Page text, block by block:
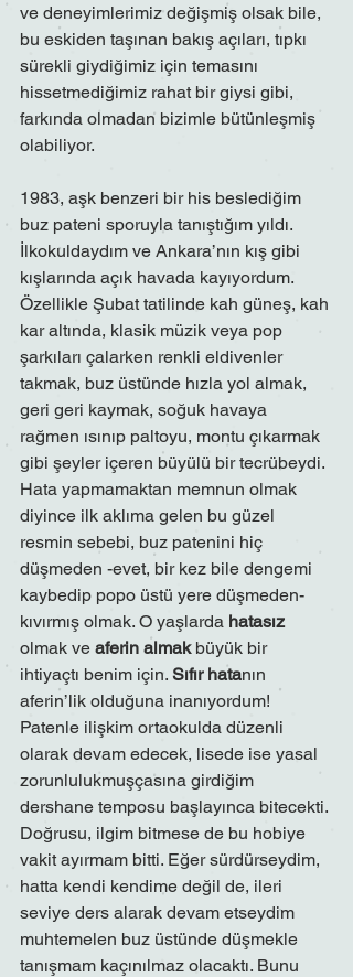
ve deneyimlerimiz değişmiş olsak bile,
bu eskiden taşınan bakış açıları, tıpkı
sürekli giydiğimiz için temasını
hissetmediğimiz rahat bir giysi gibi,
farkında olmadan bizimle bütünleşmiş
olabiliyor.
1983, aşk benzeri bir his beslediğim
buz pateni sporuyla tanıştığım yıldı.
İlkokuldaydım ve Ankara’nın kış gibi
kışlarında açık havada kayıyordum.
Özellikle Şubat tatilinde kah güneş, kah
kar altında, klasik müzik veya pop
şarkıları çalarken renkli eldivenler
takmak, buz üstünde hızla yol almak,
geri geri kaymak, soğuk havaya
rağmen ısınıp paltoyu, montu çıkarmak
gibi şeyler içeren büyülü bir tecrübeydi.
Hata yapmamaktan memnun olmak
diyince ilk aklıma gelen bu güzel
resmin sebebi, buz patenini hiç
düşmeden -evet, bir kez bile dengemi
kaybedip popo üstü yere düşmeden-
kıvırmış olmak. O yaşlarda hatasız
olmak ve aferin almak büyük bir
ihtiyaçtı benim için. Sıfır hatanın
aferin’lik olduğuna inanıyordum!
Patenle ilişkim ortaokulda düzenli
olarak devam edecek, lisede ise yasal
zorunlulukmuşçasına girdiğim
dershane temposu başlayınca bitecekti.
Doğrusu, ilgim bitmese de bu hobiye
vakit ayırmam bitti. Eğer sürdürseydim,
hatta kendi kendime değil de, ileri
seviye ders alarak devam etseydim
muhtemelen buz üstünde düşmekle
tanışmam kaçınılmaz olacaktı. Bunu